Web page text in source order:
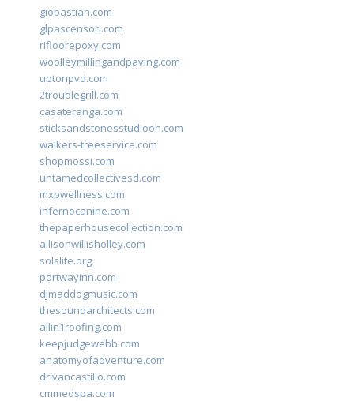
giobastian.com
glpascensori.com
rifloorepoxy.com
woolleymillingandpaving.com
uptonpvd.com
2troublegrill.com
casateranga.com
sticksandstonesstudiooh.com
walkers-treeservice.com
shopmossi.com
untamedcollectivesd.com
mxpwellness.com
infernocanine.com
thepaperhousecollection.com
allisonwillisholley.com
solslite.org
portwayinn.com
djmaddogmusic.com
thesoundarchitects.com
allin1roofing.com
keepjudgewebb.com
anatomyofadventure.com
drivancastillo.com
cmmedspa.com